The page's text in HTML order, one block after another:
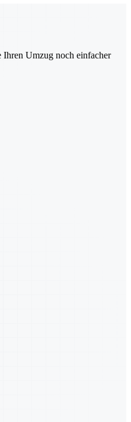
Ihren Umzug noch einfacher